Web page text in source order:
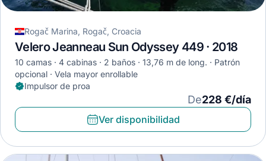
Rogač Marina, Rogač, Croacia
Velero Jeanneau Sun Odyssey 449 · 2018
10 camas 4 cabinas 2 baños 13,76 m de long.
Patrón
opcional
Vela mayor enrollable
Impulsor de proa
De228 €/día
Ver disponibilidad